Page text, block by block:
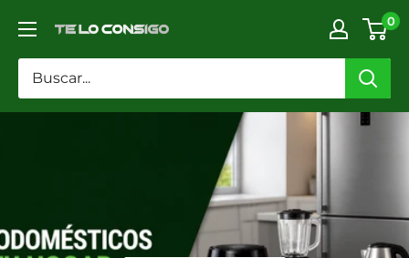
directamente
contenido
TELOCONSIGO
0